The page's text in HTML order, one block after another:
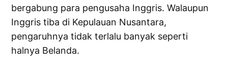
bergabung para pengusaha Inggris. Walaupun
Inggris tiba di Kepulauan Nusantara,
pengaruhnya tidak terlalu banyak seperti
halnya Belanda.